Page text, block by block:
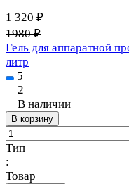
1 320 ₽
1980 ₽
Гель для аппаратной
литр
5
2
В наличии
В корзину
Тип
:
Товар